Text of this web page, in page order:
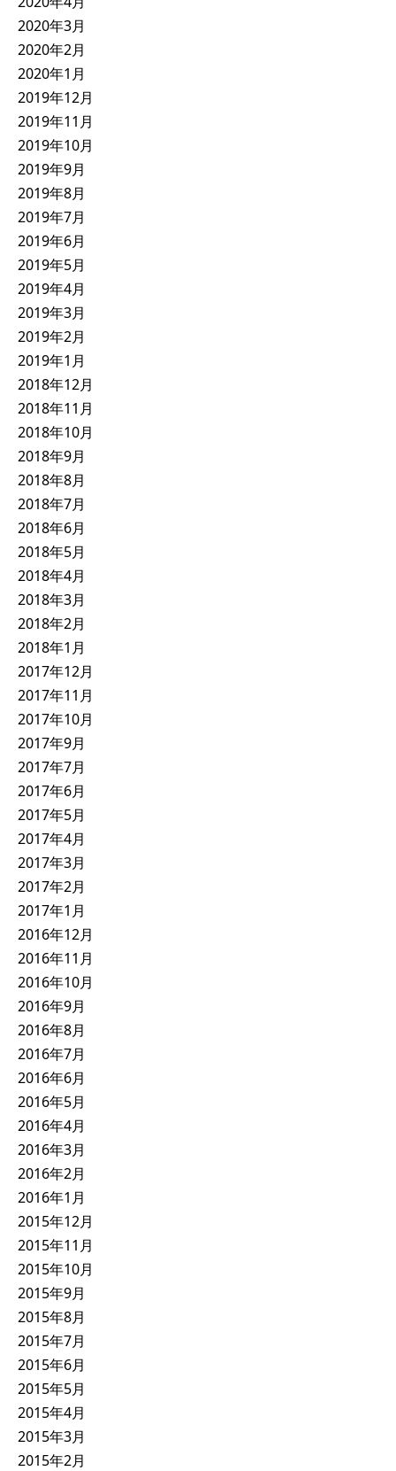
2020年3月
2020年2月
2020年1月
2019年12月
2019年11月
2019年10月
2019年9月
2019年8月
2019年7月
2019年6月
2019年5月
2019年4月
2019年3月
2019年2月
2019年1月
2018年12月
2018年11月
2018年10月
2018年9月
2018年8月
2018年7月
2018年6月
2018年5月
2018年4月
2018年3月
2018年2月
2018年1月
2017年12月
2017年11月
2017年10月
2017年9月
2017年7月
2017年6月
2017年5月
2017年4月
2017年3月
2017年2月
2017年1月
2016年12月
2016年11月
2016年10月
2016年9月
2016年8月
2016年7月
2016年6月
2016年5月
2016年4月
2016年3月
2016年2月
2016年1月
2015年12月
2015年11月
2015年10月
2015年9月
2015年8月
2015年7月
2015年6月
2015年5月
2015年4月
2015年3月
2015年2月